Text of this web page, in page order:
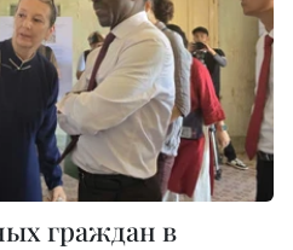
граждан в